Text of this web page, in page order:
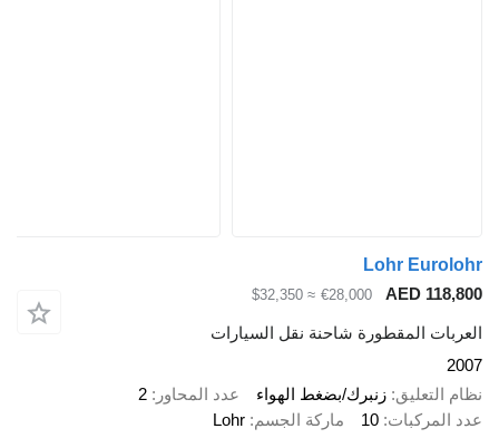
Lohr
AED
€28,000
≈ $32,350
المقطورة شاحنة نقل السيارات
زنبرك/بضغط الهواء عدد المحاور 2
10 ماركة الجسم Lohr